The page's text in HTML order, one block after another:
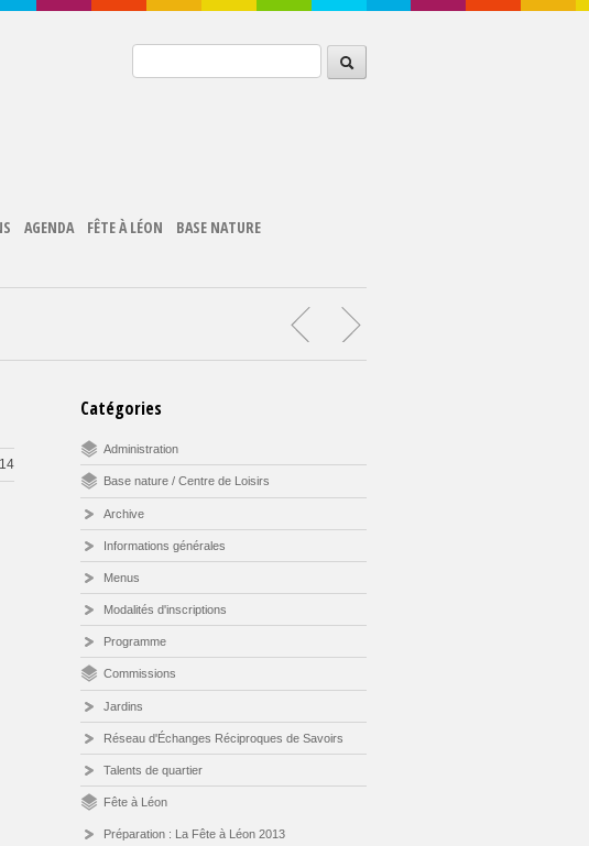
AGENDA FÊTE À LÉON
BASE NATURE
Catégories
Administration
Base nature / Centre de Loisirs
Archive
Informations générales
Menus
Modalités d'inscriptions
Programme
Commissions
Jardins
Réseau d'Échanges Réciproques de Savoirs
Talents de quartier
Fête à Léon
Préparation : La Fête à Léon 2013